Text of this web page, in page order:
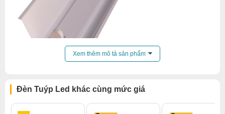
Xem thêm mô tả sản phẩm
Đèn Tuýp Led khác cùng mức giá